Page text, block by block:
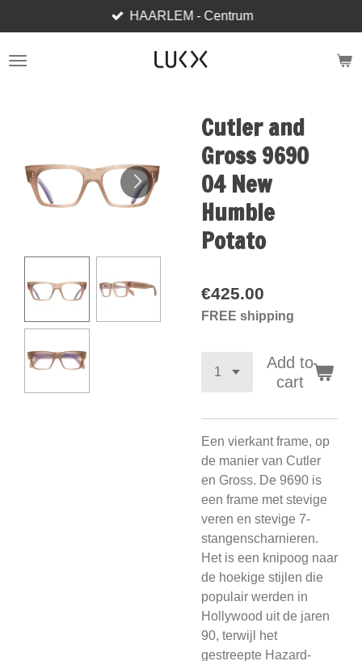
to
main
HAARLEM - Centrum
Cutler and
Gross 9690
04 New
Humble
Potato
€425.00
FREE shipping
Add to
cart
Een vierkant frame, op
de manier van Cutler
en Gross. De 9690 is
een frame met stevige
veren en stevige 7-
stangenscharnieren.
Het is een knipoog naar
de hoekige stijlen die
populair werden in
Hollywood uit de jaren
90, terwijl het
gestreepte Hazard-